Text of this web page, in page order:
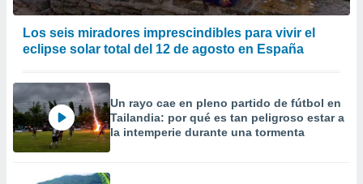
Los seis miradores imprescindibles para vivir el
eclipse solar total del 12 de agosto en España
Un rayo cae en pleno partido de fútbol en
Tailandia: por qué es tan peligroso estar a
la intemperie durante una tormenta